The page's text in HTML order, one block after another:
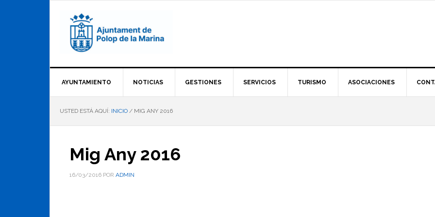
AYUNTAMIENTO NOTICIAS GESTIONES SERVICIOS TURISMO ASOCIACIONES
USTED ESTÁ AQUÍ: INICIO / MIG ANY 2016
Mig Any 2016
16/03/2016 POR ADMIN